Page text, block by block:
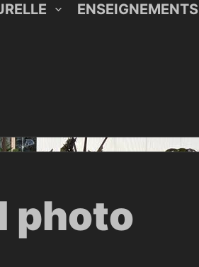
ENSEIGNEMENTS
photo